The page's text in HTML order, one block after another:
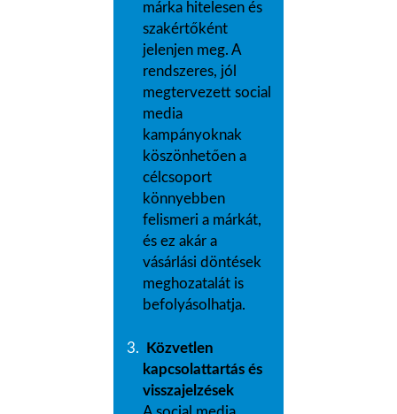
márka hitelesen és
szakértőként
jelenjen meg. A
rendszeres, jól
megtervezett social
media
kampányoknak
köszönhetően a
célcsoport
könnyebben
felismeri a márkát,
és ez akár a
vásárlási döntések
meghozatalát is
befolyásolhatja.
Közvetlen
kapcsolattartás és
visszajelzések